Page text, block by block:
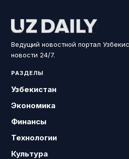
Ведущий новостной портал
новости 24/7.
РАЗДЕЛЫ
Узбекистан
Экономика
Финансы
Технологии
Культура